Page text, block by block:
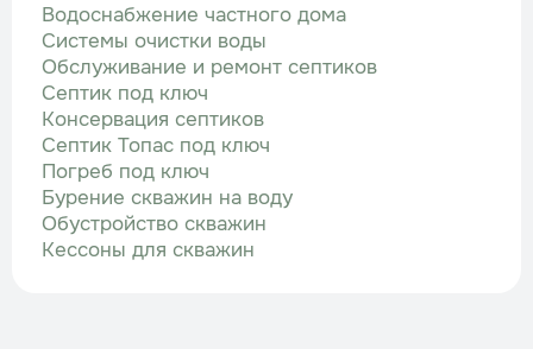
Водоснабжение частного дома
Системы очистки воды
Обслуживание и ремонт септиков
Септик под ключ
Консервация септиков
Септик Топас под ключ
Погреб под ключ
Бурение скважин на воду
Обустройство скважин
Кессоны для скважин